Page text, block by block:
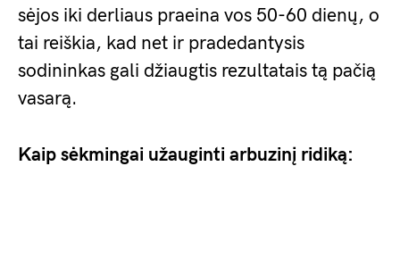
sėjos iki derliaus praeina vos 50-60 dienų, o
tai reiškia, kad net ir pradedantysis
sodininkas gali džiaugtis rezultatais tą pačią
vasarą.
Kaip sėkmingai užauginti arbuzinį ridiką: